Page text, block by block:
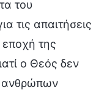
του
τις απαιτήσεις
της
ο Θεός δεν
ανθρώπων